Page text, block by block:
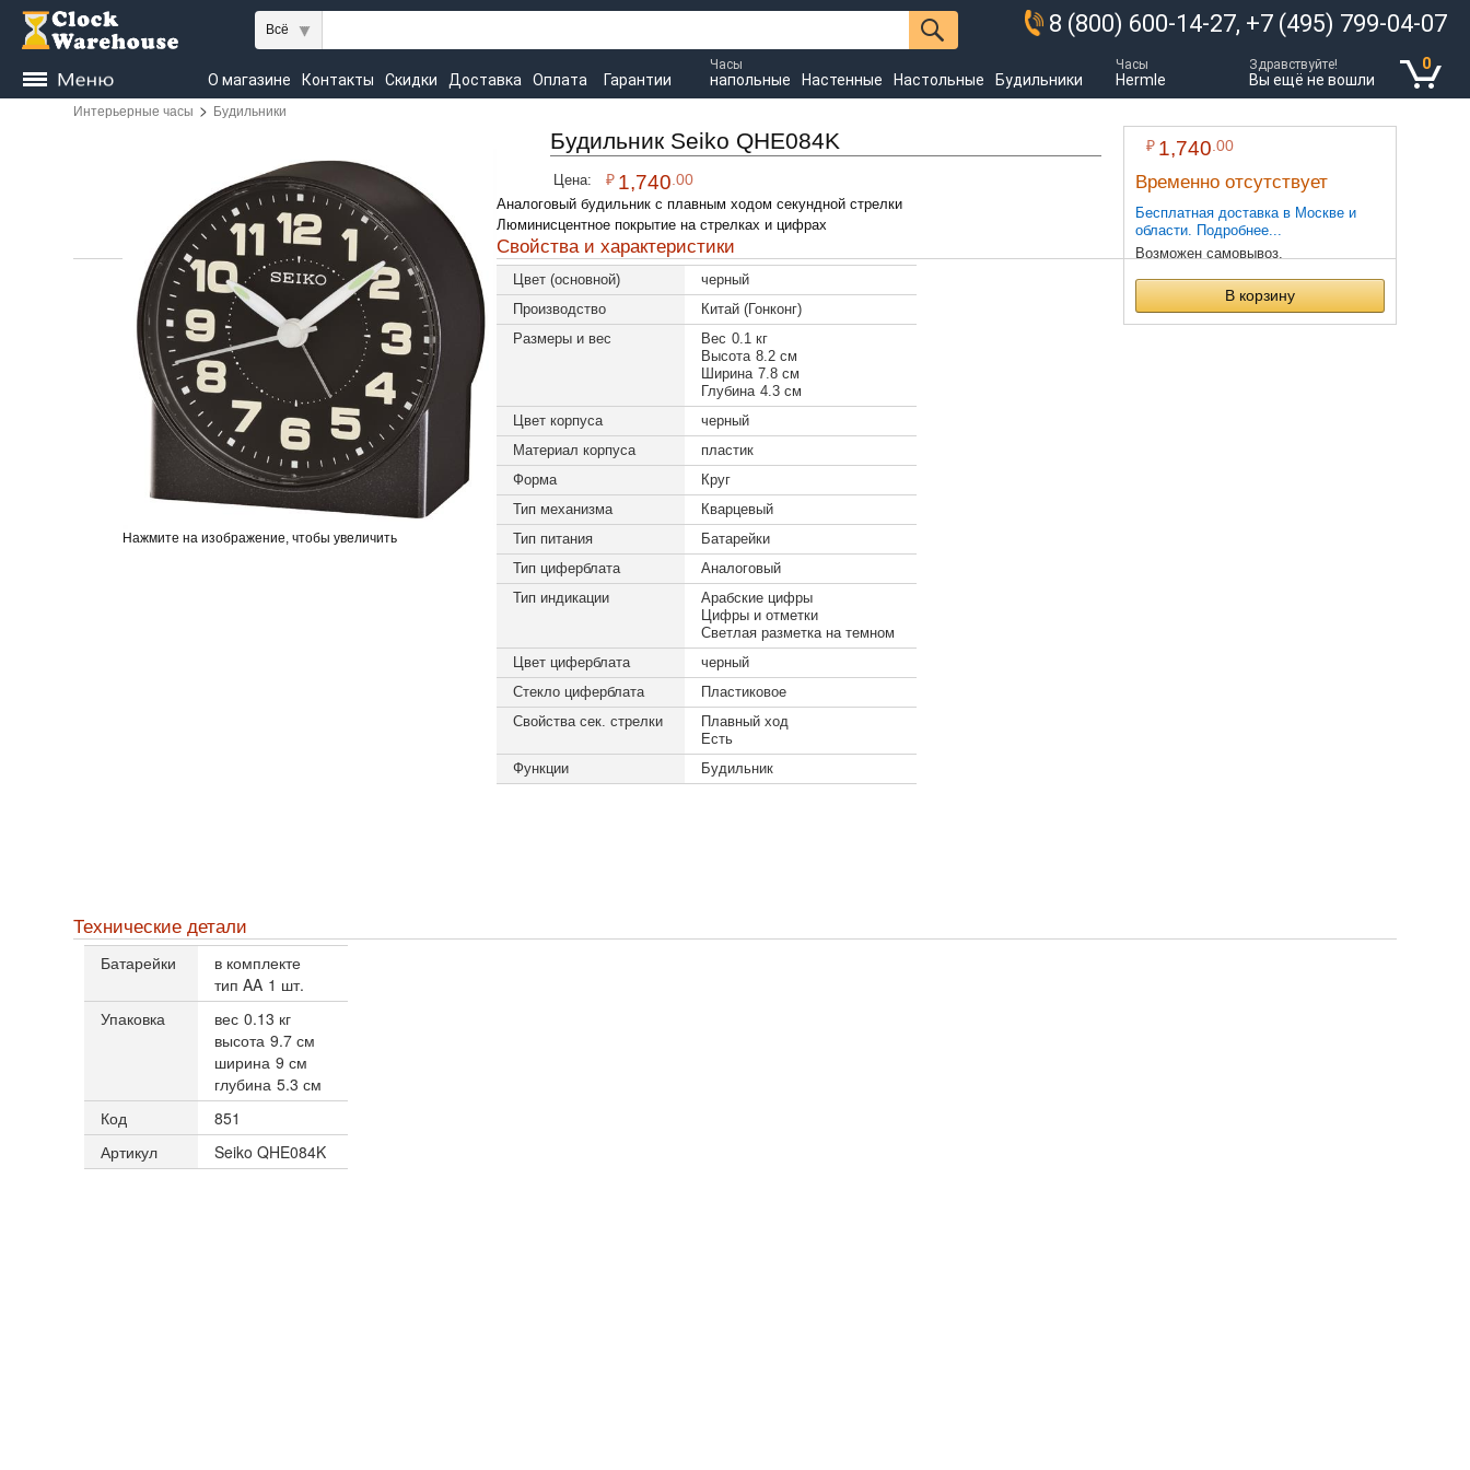
8 (800) 600-14-27, +7 (495) 799-04-07
Всё
Здравствуйте!
Вы ещё не вошли
0
О магазине Контакты Скидки Доставка Оплата Гарантии
Часы
напольные Настенные Настольные Будильники
Часы
Hermle
Интерьерные часы > Будильники
Нажмите на изображение, чтобы увеличить
₽ 1,740 .00
Временно отсутствует
Бесплатная доставка в Москве и
области. Подробнее...
Возможен самовывоз.
В корзину
Будильник Seiko QHE084K
Цена: ₽ 1,740 .00
Аналоговый будильник с плавным ходом секундной стрелки
Люминисцентное покрытие на стрелках и цифрах
Свойства и характеристики
Цвет (основной)
черный
Производство
Китай (Гонконг)
Размеры и вес
Вес 0.1 кг
Высота 8.2 см
Ширина 7.8 см
Глубина 4.3 см
Цвет корпуса
черный
Материал корпуса
пластик
Форма
Круг
Тип механизма
Кварцевый
Тип питания
Батарейки
Тип циферблата
Аналоговый
Тип индикации
Арабские цифры
Цифры и отметки
Светлая разметка на темном
Цвет циферблата
черный
Стекло циферблата
Пластиковое
Свойства сек. стрелки
Плавный ход
Есть
Функции
Будильник
Технические детали
Батарейки
в комплекте
тип AA 1 шт.
Упаковка
вес 0.13 кг
высота 9.7 см
ширина 9 см
глубина 5.3 см
Код
851
Артикул
Seiko QHE084K